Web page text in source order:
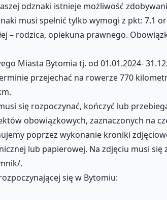
odznaki istnieje możliwość
musi spełnić tylko wymogi z pkt: 7.1
– rodzica, opiekuna prawnego.
Miasta Bytomia tj. od 01.01.2024-
przejechać na rowerze 770
się rozpoczynać, kończyć lub
obowiązkowych, zaznaczonych na
poprzez wykonanie kroniki
lub papierowej. Na zdjęciu musi
.
się w Bytomiu: